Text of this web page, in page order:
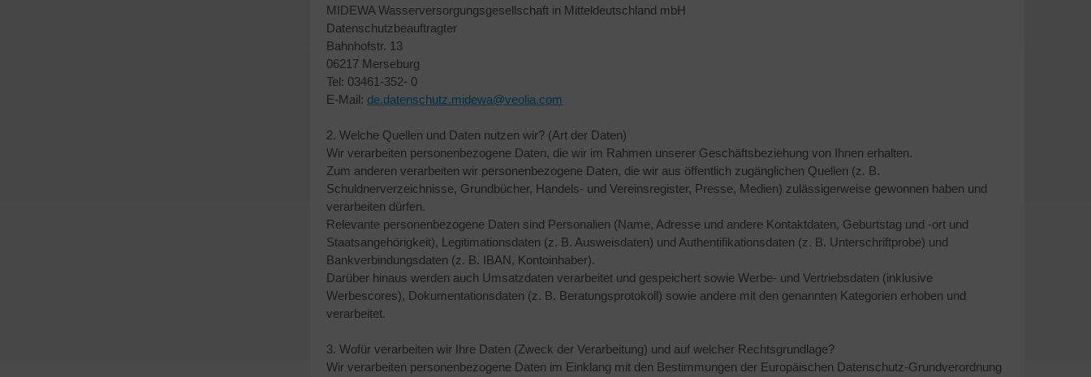
MIDEWA Wasserversorgungsgesellschaft in Mitteldeutschland mbH
Datenschutzbeauftragter
Bahnhofstr. 13
06217 Merseburg
Tel: 03461-352- 0
E-Mail: de.datenschutz.midewa@veolia.com
2. Welche Quellen und Daten nutzen wir? (Art der Daten)
Wir verarbeiten personenbezogene Daten, die wir im Rahmen unserer Geschäftsbeziehung von Ihnen erhalten.
Zum anderen verarbeiten wir personenbezogene Daten, die wir aus öffentlich zugänglichen Quellen (z. B.
Schuldnerverzeichnisse, Grundbücher, Handels- und Vereinsregister, Presse, Medien) zulässigerweise gewonnen haben und
verarbeiten dürfen.
Relevante personenbezogene Daten sind Personalien (Name, Adresse und andere Kontaktdaten, Geburtstag und -ort und
Staatsangehörigkeit), Legitimationsdaten (z. B. Ausweisdaten) und Authentifikationsdaten (z. B. Unterschriftprobe) und
Bankverbindungsdaten (z. B. IBAN, Kontoinhaber).
Darüber hinaus werden auch Umsatzdaten verarbeitet und gespeichert sowie Werbe- und Vertriebsdaten (inklusive
Werbescores), Dokumentationsdaten (z. B. Beratungsprotokoll) sowie andere mit den genannten Kategorien erhoben und
verarbeitet.
3. Wofür verarbeiten wir Ihre Daten (Zweck der Verarbeitung) und auf welcher Rechtsgrundlage?
Wir verarbeiten personenbezogene Daten im Einklang mit den Bestimmungen der Europäischen Datenschutz-Grundverordnung